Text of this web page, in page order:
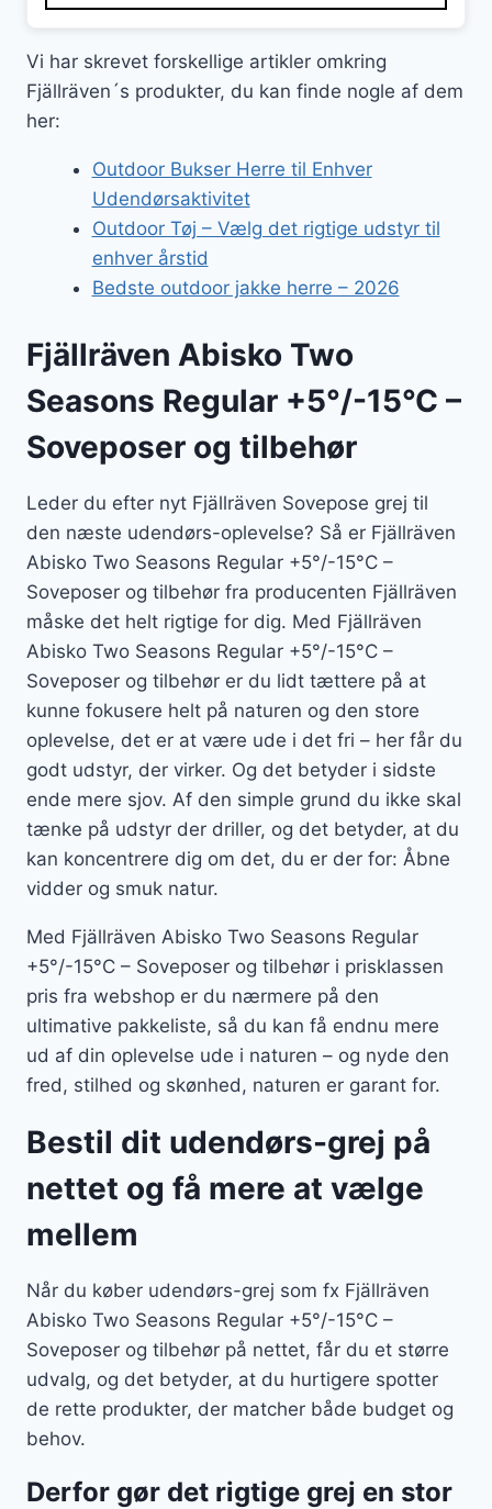
Vi har skrevet forskellige artikler omkring
Fjällräven´s produkter, du kan finde nogle af dem
her:
Outdoor Bukser Herre til Enhver
Udendørsaktivitet
Outdoor Tøj – Vælg det rigtige udstyr til
enhver årstid
Bedste outdoor jakke herre – 2026
Fjällräven Abisko Two
Seasons Regular +5°/-15°C –
Soveposer og tilbehør
Leder du efter nyt Fjällräven Sovepose grej til
den næste udendørs-oplevelse? Så er Fjällräven
Abisko Two Seasons Regular +5°/-15°C –
Soveposer og tilbehør fra producenten Fjällräven
måske det helt rigtige for dig. Med Fjällräven
Abisko Two Seasons Regular +5°/-15°C –
Soveposer og tilbehør er du lidt tættere på at
kunne fokusere helt på naturen og den store
oplevelse, det er at være ude i det fri – her får du
godt udstyr, der virker. Og det betyder i sidste
ende mere sjov. Af den simple grund du ikke skal
tænke på udstyr der driller, og det betyder, at du
kan koncentrere dig om det, du er der for: Åbne
vidder og smuk natur.
Med Fjällräven Abisko Two Seasons Regular
+5°/-15°C – Soveposer og tilbehør i prisklassen
pris fra webshop er du nærmere på den
ultimative pakkeliste, så du kan få endnu mere
ud af din oplevelse ude i naturen – og nyde den
fred, stilhed og skønhed, naturen er garant for.
Bestil dit udendørs-grej på
nettet og få mere at vælge
mellem
Når du køber udendørs-grej som fx Fjällräven
Abisko Two Seasons Regular +5°/-15°C –
Soveposer og tilbehør på nettet, får du et større
udvalg, og det betyder, at du hurtigere spotter
de rette produkter, der matcher både budget og
behov.
Derfor gør det rigtige grej en stor